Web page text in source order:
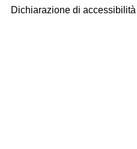
Dichiarazione di